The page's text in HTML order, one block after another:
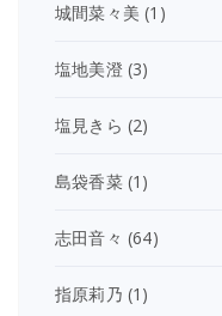
城間菜々美 (1)
塩地美澄(3)
塩見きら (2)
島袋香菜(1)
志田音々 (64)
指原莉乃 (1)